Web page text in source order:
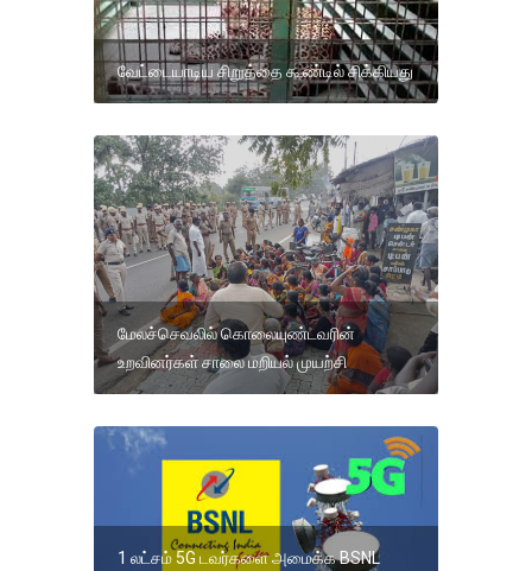
வேட்டையாடிய சிறுத்தை கூண்டில் சிக்கியது
மேலச்செவலில் கொலையுண்டவரின்
உறவினர்கள் சாலை மறியல் முயற்சி
1 லட்சம் 5G டவர்களை அமைக்க BSNL